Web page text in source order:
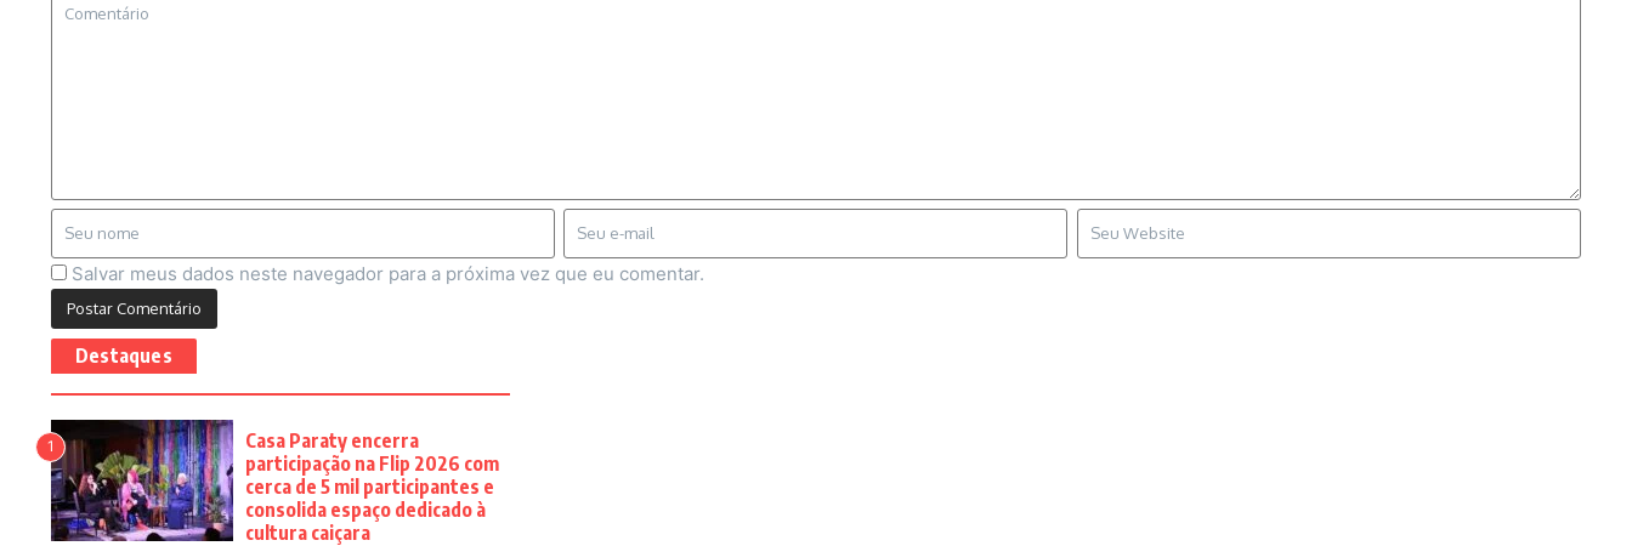
Salvar meus dados neste navegador para a próxima vez que eu comentar.
Destaques
1
Casa Paraty encerra
participação na Flip 2026 com
cerca de 5 mil participantes e
consolida espaço dedicado à
cultura caiçara